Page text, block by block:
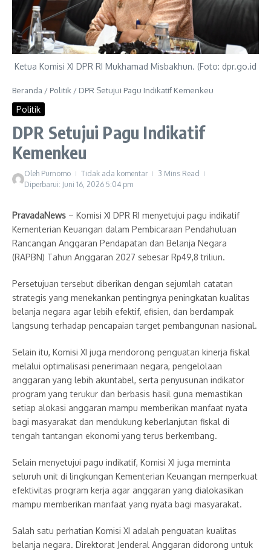
Ketua Komisi XI DPR RI Mukhamad Misbakhun. (Foto: dpr.go.id
Beranda / Politik / DPR Setujui Pagu Indikatif Kemenkeu
Politik
DPR Setujui Pagu Indikatif
Kemenkeu
Oleh Purnomo Tidak ada komentar
3 Mins Read
Diperbarui: Juni 16, 2026 5:04 pm
PravadaNews – Komisi XI DPR RI menyetujui pagu indikatif
Kementerian Keuangan dalam Pembicaraan Pendahuluan
Rancangan Anggaran Pendapatan dan Belanja Negara
(RAPBN) Tahun Anggaran 2027 sebesar Rp49,8 triliun.
Persetujuan tersebut diberikan dengan sejumlah catatan
strategis yang menekankan pentingnya peningkatan kualitas
belanja negara agar lebih efektif, efisien, dan berdampak
langsung terhadap pencapaian target pembangunan nasional.
Selain itu, Komisi XI juga mendorong penguatan kinerja fiskal
melalui optimalisasi penerimaan negara, pengelolaan
anggaran yang lebih akuntabel, serta penyusunan indikator
program yang terukur dan berbasis hasil guna memastikan
setiap alokasi anggaran mampu memberikan manfaat nyata
bagi masyarakat dan mendukung keberlanjutan fiskal di
tengah tantangan ekonomi yang terus berkembang.
Selain menyetujui pagu indikatif, Komisi XI juga meminta
seluruh unit di lingkungan Kementerian Keuangan memperkuat
efektivitas program kerja agar anggaran yang dialokasikan
mampu memberikan manfaat yang nyata bagi masyarakat.
Salah satu perhatian Komisi XI adalah penguatan kualitas
belanja negara. Direktorat Jenderal Anggaran didorong untuk